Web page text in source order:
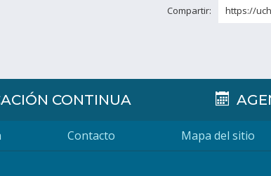
Compartir: https://
CONTINUA
Contacto Mapa del sitio